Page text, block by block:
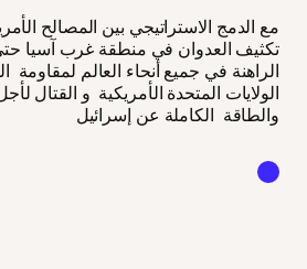
مع الدمج الاستراتيجي بين المصالح
تكثيف العدوان في منطقة غرب آسيا
الراهنة في جميع أنحاء العالم لمقاومة
الولايات المتحدة الأمريكية و القتال
والطاقة الكاملة عن إسرائيل